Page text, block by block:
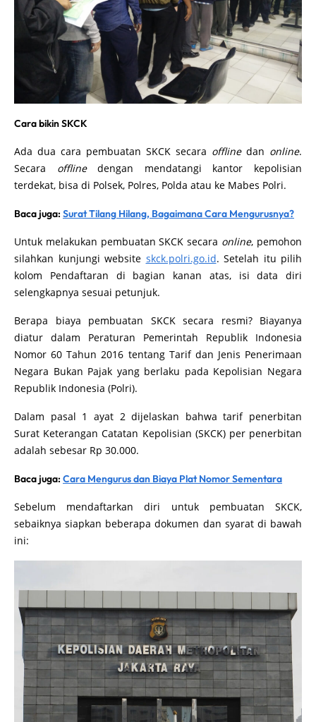
Cara bikin SKCK
Ada dua cara pembuatan SKCK secara offlinedan online.
Secara offlinedengan mendatangi kantor kepolisian
terdekat, bisa di Polsek, Polres, Polda atau ke Mabes Polri.
Baca juga: Surat Tilang Hilang, Bagaimana Cara Mengurusnya?
Untuk melakukan pembuatan SKCK secara online, pemohon
silahkan kunjungi website skck.polri.go.id. Setelah itu pilih
kolom Pendaftaran di bagian kanan atas, isi data diri
selengkapnya sesuai petunjuk.
Berapa biaya pembuatan SKCK secara resmi? Biayanya
diatur dalam Peraturan Pemerintah Republik Indonesia
Nomor 60 Tahun 2016 tentang Tarif dan Jenis Penerimaan
Negara Bukan Pajak yang berlaku pada Kepolisian Negara
Republik Indonesia (Polri).
Dalam pasal 1 ayat 2 dijelaskan bahwa tarif penerbitan
Surat Keterangan Catatan Kepolisian (SKCK) per penerbitan
adalah sebesar Rp 30.000.
Baca juga: Cara Mengurus dan Biaya Plat Nomor Sementara
Sebelum mendaftarkan diri untuk pembuatan SKCK,
sebaiknya siapkan beberapa dokumen dan syarat di bawah
ini: